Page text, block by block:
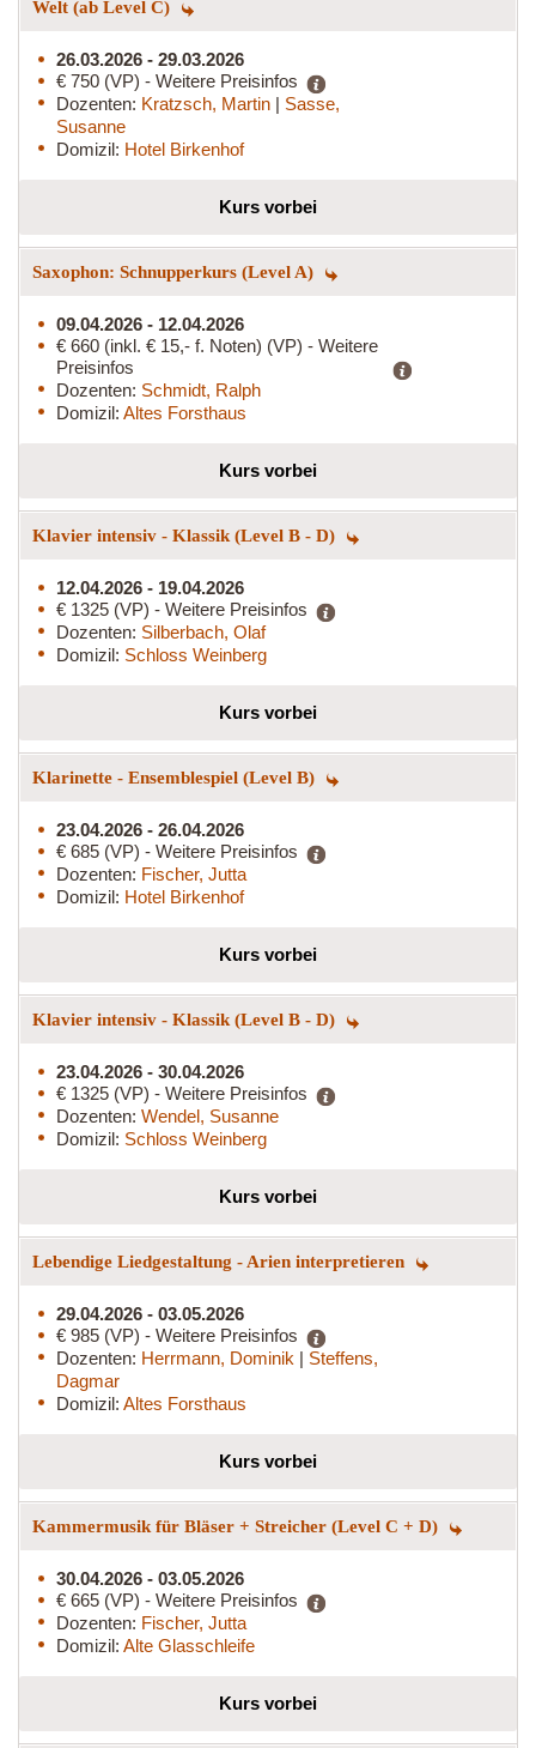
Welt (ab Level C)
26.03.2026 - 29.03.2026
€ 750 (VP) - Weitere Preisinfos
Dozenten: Kratzsch, Martin | Sasse,
Susanne
Domizil: Hotel Birkenhof
Kurs vorbei
Saxophon: Schnupperkurs (Level A)
09.04.2026 - 12.04.2026
€ 660 (inkl. € 15,- f. Noten) (VP) - Weitere
Preisinfos
Dozenten: Schmidt, Ralph
Domizil: Altes Forsthaus
Kurs vorbei
Klavier intensiv - Klassik (Level B - D)
12.04.2026 - 19.04.2026
€ 1325 (VP) - Weitere Preisinfos
Dozenten: Silberbach, Olaf
Domizil: Schloss Weinberg
Kurs vorbei
Klarinette - Ensemblespiel (Level B)
23.04.2026 - 26.04.2026
€ 685 (VP) - Weitere Preisinfos
Dozenten: Fischer, Jutta
Domizil: Hotel Birkenhof
Kurs vorbei
Klavier intensiv - Klassik (Level B - D)
23.04.2026 - 30.04.2026
€ 1325 (VP) - Weitere Preisinfos
Dozenten: Wendel, Susanne
Domizil: Schloss Weinberg
Kurs vorbei
Lebendige Liedgestaltung - Arien interpretieren
29.04.2026 - 03.05.2026
€ 985 (VP) - Weitere Preisinfos
Dozenten: Herrmann, Dominik | Steffens,
Dagmar
Domizil: Altes Forsthaus
Kurs vorbei
Kammermusik für Bläser + Streicher (Level C + D)
30.04.2026 - 03.05.2026
€ 665 (VP) - Weitere Preisinfos
Dozenten: Fischer, Jutta
Domizil: Alte Glasschleife
Kurs vorbei